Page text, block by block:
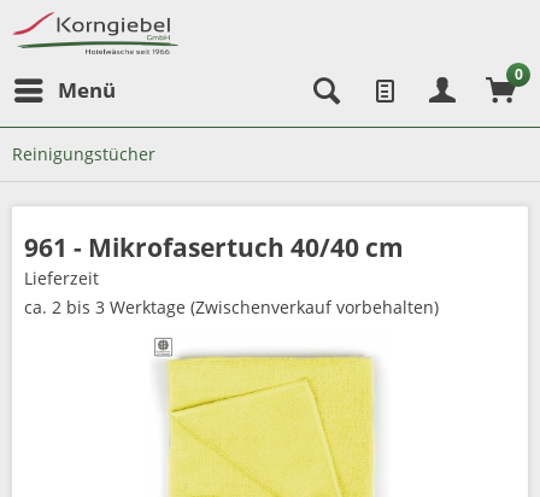
Menü
0
Reinigungstücher
961 - Mikrofasertuch 40/40 cm
Lieferzeit
ca. 2 bis 3 Werktage (Zwischenverkauf vorbehalten)